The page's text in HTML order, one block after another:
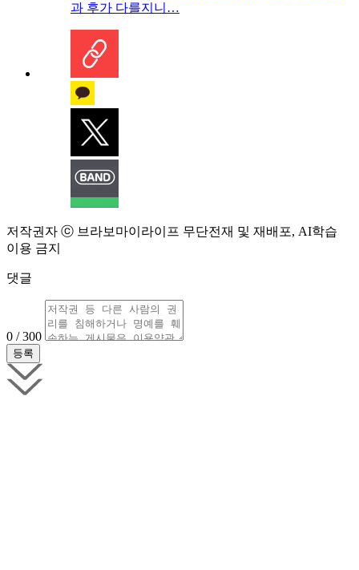
과 후가 다를지니…
저작권자 ⓒ 브라보마이라이프 무단전재 및 재배포, AI학습
이용 금지
댓글
0 / 300